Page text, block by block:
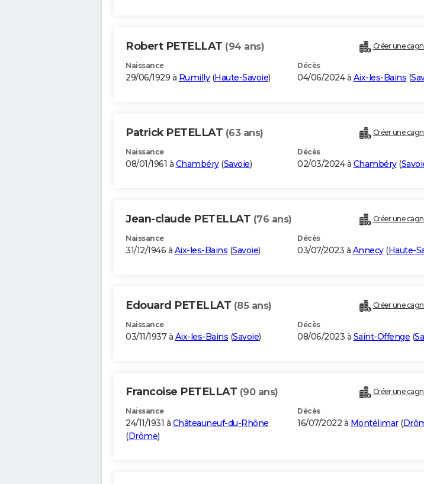
Robert PETELLAT (94 ans) Créer une
Naissance
29/06/1929 à Rumilly(Haute-Savoie)
Décès
04/06/2024 à Aix-les-Bains (
Patrick PETELLAT (63 ans) Créer une
Naissance
08/01/1961 à Chambéry(Savoie)
Décès
02/03/2024 à Chambéry(
Jean-claude PETELLAT (76 ans) Créer une
Naissance
31/12/1946 à Aix-les-Bains (Savoie)
Décès
03/07/2023 à Annecy(Haute-
Edouard PETELLAT (85 ans) Créer une
Naissance
03/11/1937 à Aix-les-Bains (Savoie)
Décès
08/06/2023 à Saint-Offenge (
Francoise PETELLAT (90 ans) Créer une
Naissance
24/11/1931 à Châteauneuf-du-Rhône
(Drôme)
Décès
16/07/2022 à Montélimar(